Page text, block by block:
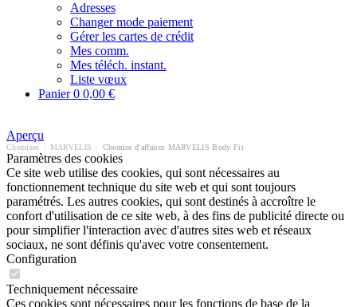
Adresses
Changer mode paiement
Gérer les cartes de crédit
Mes comm.
Mes téléch. instant.
Liste vœux
Panier0 0,00 €
Aperçu
Chemises MARVELIS Chemise d'affaires MARVELIS Body Fit
Paramètres des cookies
Ce site web utilise des cookies, qui sont nécessaires au
fonctionnement technique du site web et qui sont toujours
paramétrés. Les autres cookies, qui sont destinés à accroître le
confort d'utilisation de ce site web, à des fins de publicité directe ou
pour simplifier l'interaction avec d'autres sites web et réseaux
sociaux, ne sont définis qu'avec votre consentement.
Configuration
Techniquement nécessaire
Ces cookies sont nécessaires pour les fonctions de base de la